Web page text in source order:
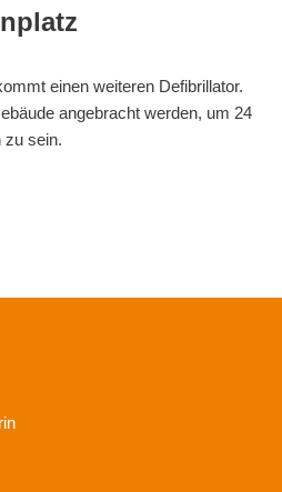
einen weiteren Defibrillator.
angebracht werden, um 24
zu sein.